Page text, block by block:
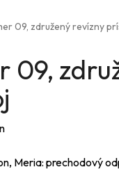
09, združený revízny
09,
Meria: prechodový